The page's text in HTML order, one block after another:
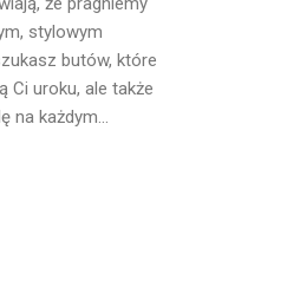
stylowym
butów, które
Ci uroku, ale także
na każdym...